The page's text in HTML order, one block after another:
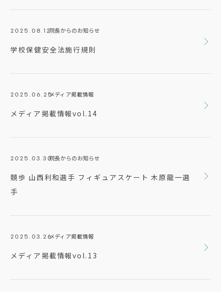
2025.08.12院長からのお知らせ
学校保健安全法施行規則
2025.06.25メディア掲載情報
メディア掲載情報vol.14
2025.03.30院長からのお知らせ
競歩 山西利和選手 フィギュアスケート 木原龍一選
手
2025.03.26メディア掲載情報
メディア掲載情報vol.13